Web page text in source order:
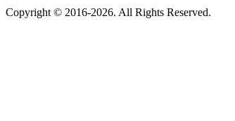
Copyright © 2016-2026. All Rights Reserved.